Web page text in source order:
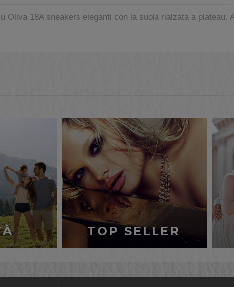
Oliva 18A sneakers eleganti con la suola rialzata a plateau.
TOP SELLER